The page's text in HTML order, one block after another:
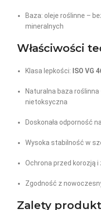
Baza: oleje roślinne –
mineralnych
Właściwości
Klasa lepkości: ISO VG
Naturalna baza
nietoksyczna
Doskonała odporność
Wysoka stabilność w
Ochrona przed korozją
Zgodność z
Zalety